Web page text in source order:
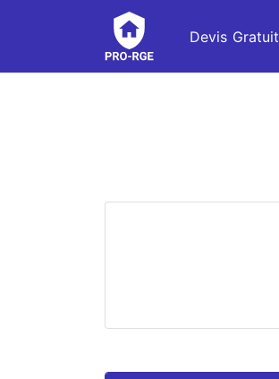
Devis Gratuit